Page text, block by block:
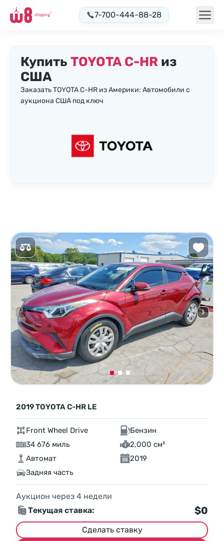
7-700-444-88-28
Купить TOYOTA C-HR из
США
Заказать TOYOTA C-HR из Америки: Автомобили с
аукциона США под ключ
2019 TOYOTA C-HR LE
Front Wheel Drive
Бензин
34 676 миль
2,000 см³
Автомат
2019
Задняя часть
Аукцион через 4 недели
Текущая ставка:
$0
Сделать ставку